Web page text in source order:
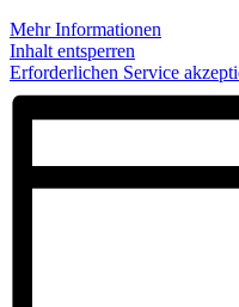
Mehr Informationen
Inhalt entsperren
Erforderlichen Service